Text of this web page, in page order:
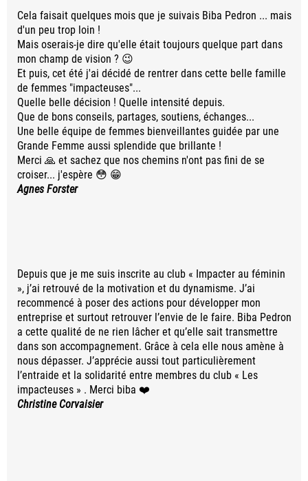
Cela faisait quelques mois que je suivais Biba Pedron ... mais
d'un peu trop loin !
Mais oserais-je dire qu'elle était toujours quelque part dans
mon champ de vision ? 😉
Et puis, cet été j'ai décidé de rentrer dans cette belle famille
de femmes "impacteuses"...
Quelle belle décision ! Quelle intensité depuis.
Que de bons conseils, partages, soutiens, échanges...
Une belle équipe de femmes bienveillantes guidée par une
Grande Femme aussi splendide que brillante !
Merci 🙏 et sachez que nos chemins n'ont pas fini de se
croiser... j'espère 😳 😁
Agnes Forster
Depuis que je me suis inscrite au club « Impacter au féminin
», j’ai retrouvé de la motivation et du dynamisme. J’ai
recommencé à poser des actions pour développer mon
entreprise et surtout retrouver l’envie de le faire. Biba Pedron
a cette qualité de ne rien lâcher et qu’elle sait transmettre
dans son accompagnement. Grâce à cela elle nous amène à
nous dépasser. J’apprécie aussi tout particulièrement
l’entraide et la solidarité entre membres du club « Les
impacteuses » . Merci biba ❤️
Christine Corvaisier